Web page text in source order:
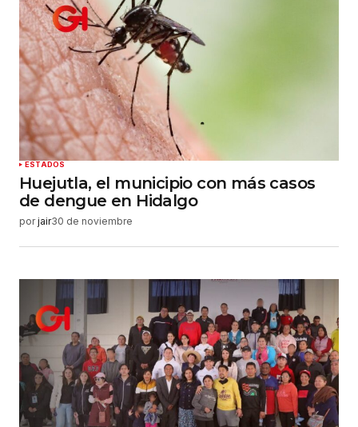
ESTADOS
Huejutla, el municipio con más casos
de dengue en Hidalgo
por jair30 de noviembre